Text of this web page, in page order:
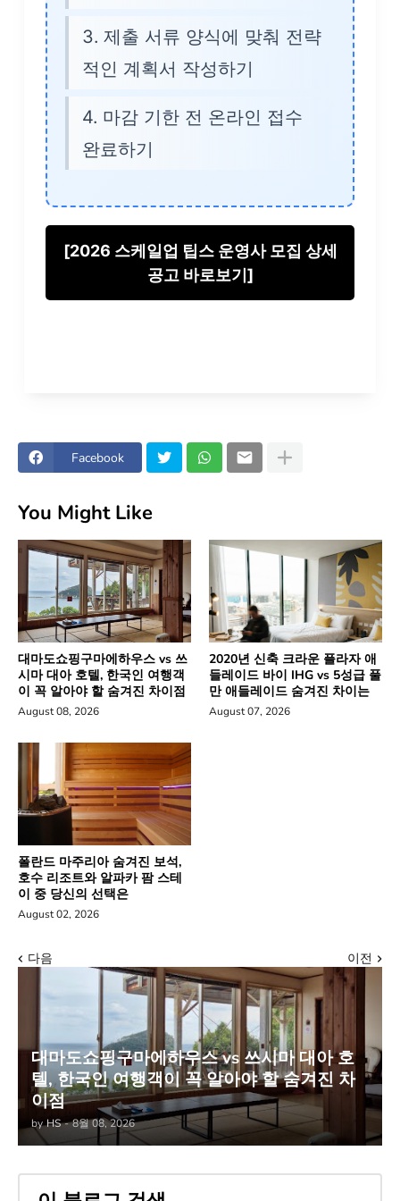
제출 서류 양식에 맞춰 전략
적인 계획서 작성하기
마감 기한 전 온라인 접수
완료하기
[2026 스케일업 팁스 운영사 모집 상세
공고 바로보기]
Facebook
You Might Like
대마도쇼핑구마에하우스 vs 쓰
시마 대아 호텔, 한국인 여행객
이 꼭 알아야 할 숨겨진 차이점
August 08, 2026
2020년 신축 크라운 플라자 애
들레이드 바이 IHG vs 5성급 풀
만 애들레이드 숨겨진 차이는
August 07, 2026
폴란드 마주리아 숨겨진 보석,
호수 리조트와 알파카 팜 스테
이 중 당신의 선택은
August 02, 2026
다음 이전
대마도쇼핑구마에하우스 vs 쓰시마 대아 호
텔, 한국인 여행객이 꼭 알아야 할 숨겨진 차
이점
by HS - 8월 08, 2026